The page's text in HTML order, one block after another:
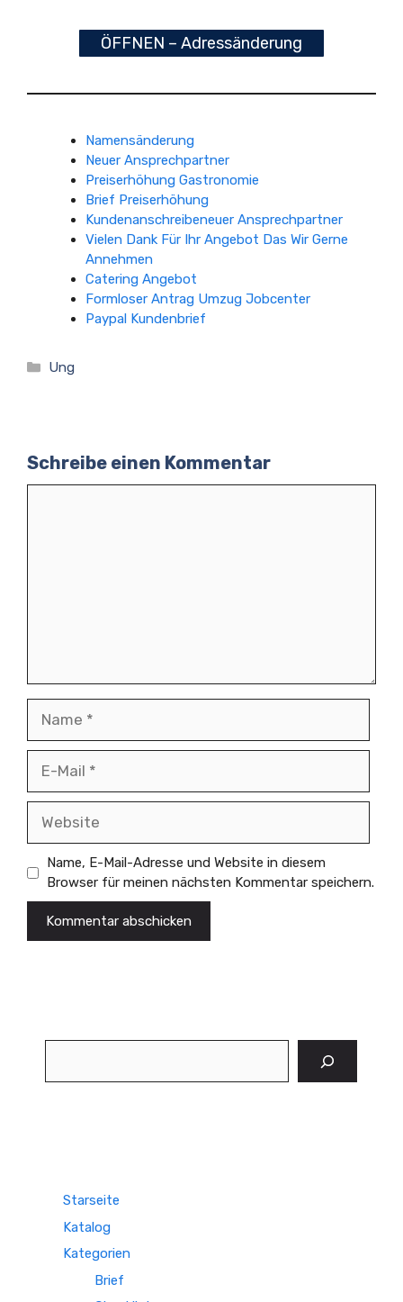
ÖFFNEN – Adressänderung
Namensänderung
Neuer Ansprechpartner
Preiserhöhung Gastronomie
Brief Preiserhöhung
Kundenanschreibeneuer Ansprechpartner
Vielen Dank Für Ihr Angebot Das Wir Gerne
Annehmen
Catering Angebot
Formloser Antrag Umzug Jobcenter
Paypal Kundenbrief
Kategorien
Ung
Schreibe einen Kommentar
Mail
Name, E-Mail-Adresse und Website in diesem
Browser für meinen nächsten Kommentar speichern.
Starseite
Katalog
Kategorien
Brief